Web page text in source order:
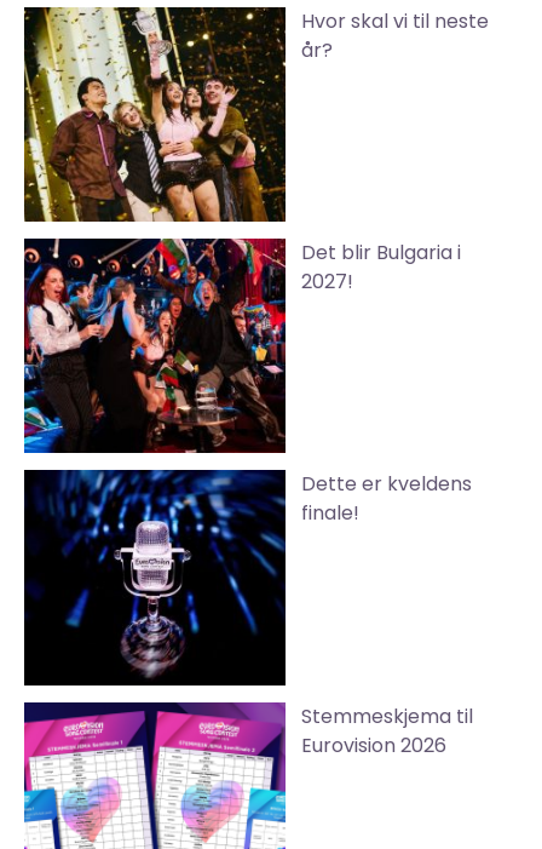
Hvor skal vi til neste
år?
Det blir Bulgaria i
2027!
Dette er kveldens
finale!
Stemmeskjema til
Eurovision 2026